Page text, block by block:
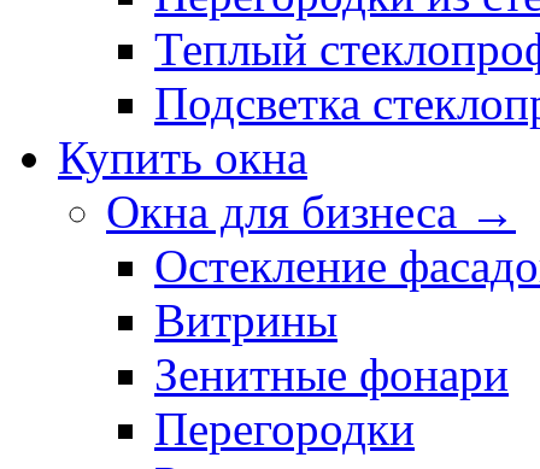
Теплый
Подсветка
Купить окна
Окна для бизнеса →
Остекление
Витрины
Зенитные фонари
Перегородки